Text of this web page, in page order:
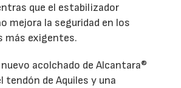
que el estabilizador
mejora la seguridad en los
más exigentes.
acolchado de Alcantara®
tendón de Aquiles y una